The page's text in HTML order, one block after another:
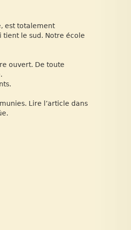
est totalement
le sud. Notre école
ouvert. De toute
Lire l’article dans